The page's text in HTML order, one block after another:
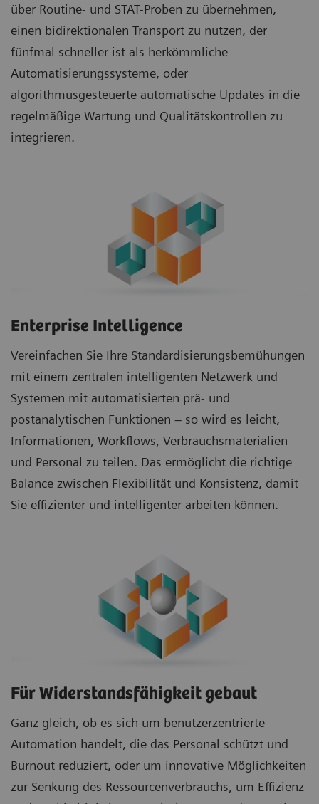
über Routine- und STAT-Proben zu übernehmen,
einen bidirektionalen Transport zu nutzen, der
fünfmal schneller ist als herkömmliche
Automatisierungssysteme, oder
algorithmusgesteuerte automatische Updates in die
regelmäßige Wartung und Qualitätskontrollen zu
integrieren.
Enterprise Intelligence
Vereinfachen Sie Ihre Standardisierungsbemühungen
mit einem zentralen intelligenten Netzwerk und
Systemen mit automatisierten prä- und
postanalytischen Funktionen – so wird es leicht,
Informationen, Workflows, Verbrauchsmaterialien
und Personal zu teilen. Das ermöglicht die richtige
Balance zwischen Flexibilität und Konsistenz, damit
Sie effizienter und intelligenter arbeiten können.
Für Widerstandsfähigkeit gebaut
Ganz gleich, ob es sich um benutzerzentrierte
Automation handelt, die das Personal schützt und
Burnout reduziert, oder um innovative Möglichkeiten
zur Senkung des Ressourcenverbrauchs, um Effizienz